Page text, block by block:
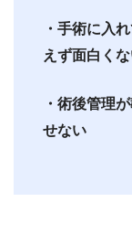
・手術に入
えず面白く
・術後管理
せない